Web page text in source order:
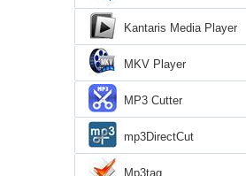
Kantaris Media Player
MKV Player
MP3 Cutter
mp3DirectCut
Mp3tag